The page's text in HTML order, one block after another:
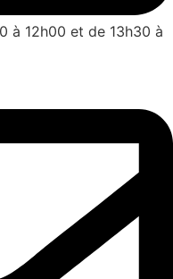
à 12h00 et de 13h30 à